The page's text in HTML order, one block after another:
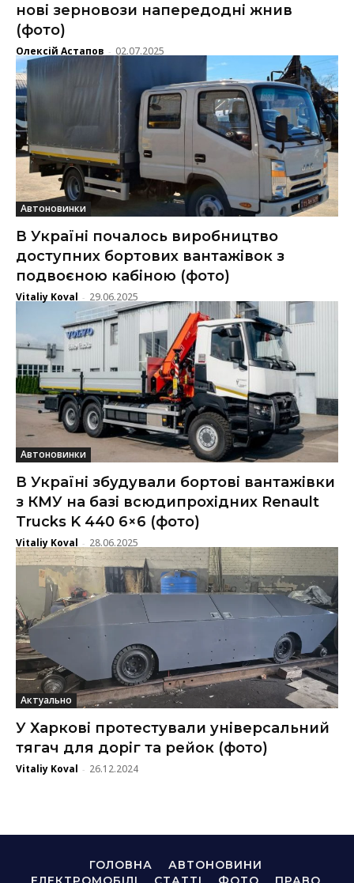
нові зерновози напередодні жнив
(фото)
Олексій Астапов - 02.07.2025
Автоновинки
В Україні почалось виробництво
доступних бортових вантажівок з
подвоєною кабіною (фото)
Vitaliy Koval - 29.06.2025
Автоновинки
В Україні збудували бортові вантажівки
з КМУ на базі всюдипрохідних Renault
Trucks K 440 6×6 (фото)
Vitaliy Koval - 28.06.2025
Актуально
У Харкові протестували універсальний
тягач для доріг та рейок (фото)
Vitaliy Koval - 26.12.2024
ГОЛОВНА
АВТОНОВИНИ